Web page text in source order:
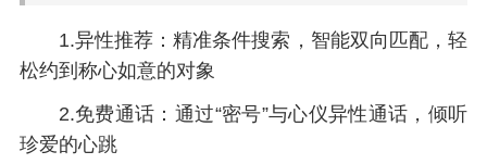
1.异性推荐：精准条件搜索，智能双向匹配，轻
松约到称心如意的对象
2.免费通话：通过“密号”与心仪异性通话，倾听
珍爱的心跳